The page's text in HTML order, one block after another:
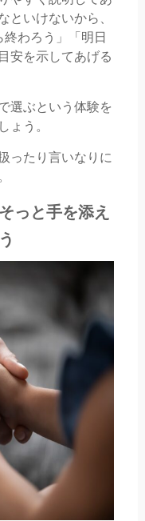
といけないから、
わろう」「明日
安を示してあげる
選ぶという体験を
ょう。
ったり言いなりに
っと手を添え